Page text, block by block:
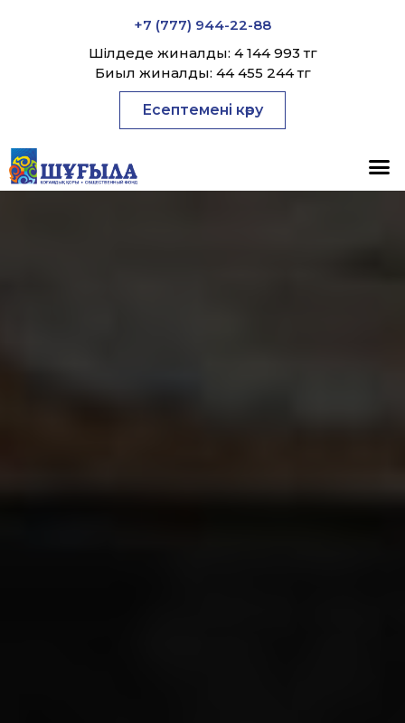
+7 (777) 944-22-88
Шілдеде жиналды: 4 144 993 тг
Биыл жиналды: 44 455 244 тг
Есептемені көру